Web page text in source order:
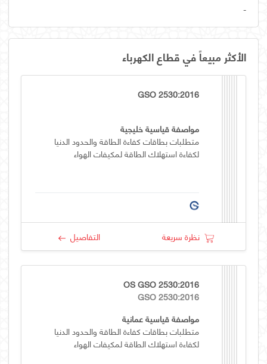
-
الأكثر مبيعاً في قطاع الكهرباء
GSO 2530:2016
مواصفة قياسية خليجية
متطلبات بطاقات كفاءة الطاقة والحدود الدنيا
لكفاءة استهلاك الطاقة لمكيفات الهواء
نظرة سريعة التفاصيل
OS GSO 2530:2016
GSO 2530:2016
مواصفة قياسية عمانية
متطلبات بطاقات كفاءة الطاقة والحدود الدنيا
لكفاءة استهلاك الطاقة لمكيفات الهواء